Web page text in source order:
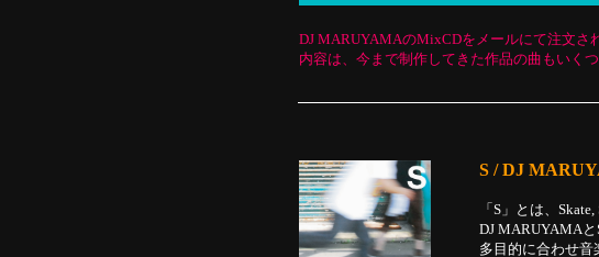
DJ MARUYAMAのMixCDをメールにて注文さ
内容は、今まで制作してきた作品の曲もいく
S / DJ
「S」とは、
DJ MARUYAMA
多目的に合わせ音